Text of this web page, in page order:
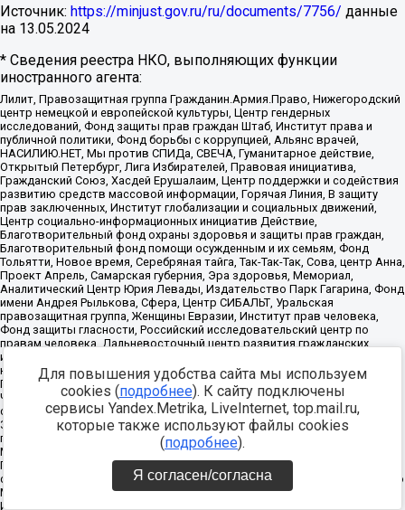
Источник: https://minjust.gov.ru/ru/documents/7756/ данные
на 13.05.2024
* Сведения реестра НКО, выполняющих функции
иностранного агента:
Лилит, Правозащитная группа Гражданин.Армия.Право, Нижегородский
центр немецкой и европейской культуры, Центр гендерных
исследований, Фонд защиты прав граждан Штаб, Институт права и
публичной политики, Фонд борьбы с коррупцией, Альянс врачей,
НАСИЛИЮ.НЕТ, Мы против СПИДа, СВЕЧА, Гуманитарное действие,
Открытый Петербург, Лига Избирателей, Правовая инициатива,
Гражданский Союз, Хасдей Ерушалаим, Центр поддержки и содействия
развитию средств массовой информации, Горячая Линия, В защиту
прав заключенных, Институт глобализации и социальных движений,
Центр социально-информационных инициатив Действие,
Благотворительный фонд охраны здоровья и защиты прав граждан,
Благотворительный фонд помощи осужденным и их семьям, Фонд
Тольятти, Новое время, Серебряная тайга, Так-Так-Так, Сова, центр Анна,
Проект Апрель, Самарская губерния, Эра здоровья, Мемориал,
Аналитический Центр Юрия Левады, Издательство Парк Гагарина, Фонд
имени Андрея Рылькова, Сфера, Центр СИБАЛЬТ, Уральская
правозащитная группа, Женщины Евразии, Институт прав человека,
Фонд защиты гласности, Российский исследовательский центр по
правам человека, Дальневосточный центр развития гражданских
инициатив и социального партнерства, Гражданское действие, Центр
независимых социологических исследований, Сутяжник, АКАДЕМИЯ ПО
ПРАВАМ ЧЕЛОВЕКА, Центр развития некоммерческих организаций,
Частное учреждение в Калининграде Совета Министров северных
стран, Гражданское содействие, Трансперенси Интернешнл-Р, Центр
Защиты Прав Средств Массовой Информации, Институт развития
прессы - Сибирь, Частное учреждение в Санкт-Петербурге Совета
Министров Северных Стран, Фонд поддержки свободы прессы,
Гражданский контроль, Человек и Закон, Общественная комиссия по
сохранению наследия академика Сахарова, Информационное агентство
МЕМО. РУ, Институт региональной прессы, Институт Развития Свободы
Информации, Экозащита!-Женсовет, Общественный вердикт,
Для повышения удобства сайта мы используем
cookies (подробнее). К сайту подключены
сервисы Yandex.Metrika, LiveInternet, top.mail.ru,
которые также используют файлы cookies
(подробнее).
Я согласен/согласна